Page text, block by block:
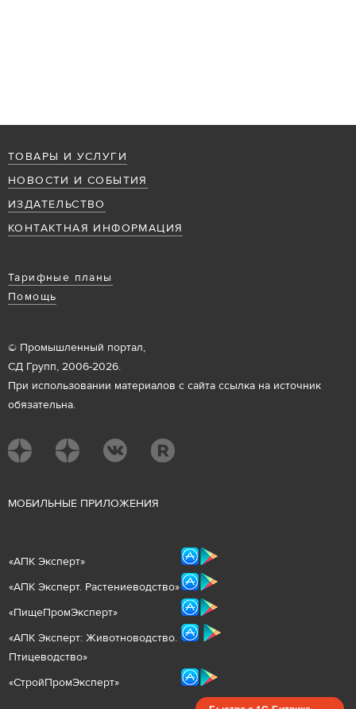
ТОВАРЫ И УСЛУГИ
НОВОСТИ И СОБЫТИЯ
ИЗДАТЕЛЬСТВО
КОНТАКТНАЯ ИНФОРМАЦИЯ
Тарифные планы
Помощь
© Промышленный портал,
СД Групп, 2006-2026.
При использовании материалов с сайта ссылка на источник
обязательна.
МОБИЛЬНЫЕ ПРИЛОЖЕНИЯ
«АПК Эксперт»
«АПК Эксперт. Растениеводство»
«ПищеПромЭксперт»
«АПК Эксперт: Животноводство.
Птицеводство»
«СтройПромЭксперт»